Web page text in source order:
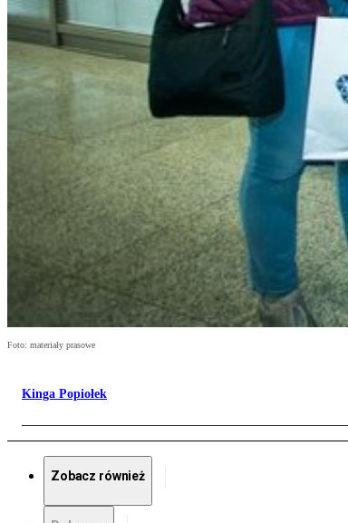
Foto: materiały prasowe
Kinga Popiołek
Zobacz również